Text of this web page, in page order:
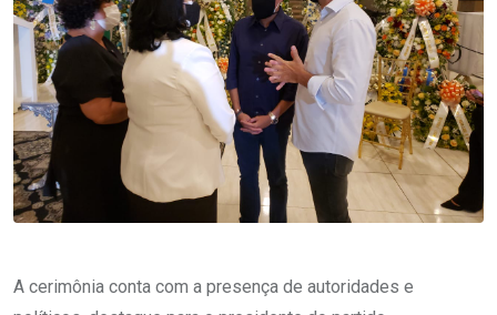
A cerimônia conta com a presença de autoridades e